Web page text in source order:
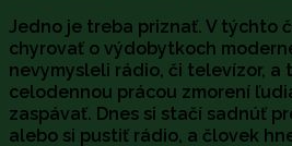
Jedno je treba priznať. V týchto
chyrovať o výdobytkoch
nevymysleli rádio, či televízor, a
celodennou prácou zmorení
zaspávať. Dnes si stačí sadnúť
alebo si pustiť rádio, a človek